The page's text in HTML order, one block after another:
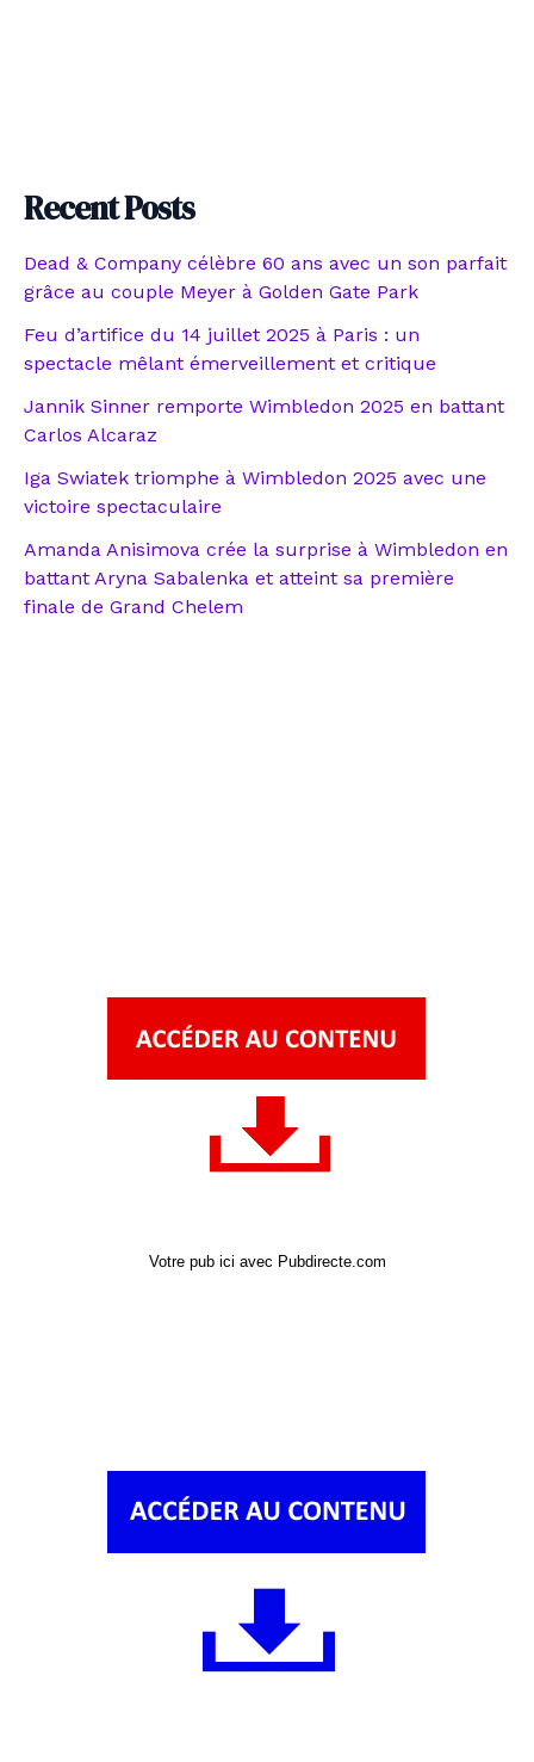
Recent Posts
Dead & Company célèbre 60 ans avec un son parfait
grâce au couple Meyer à Golden Gate Park
Feu d’artifice du 14 juillet 2025 à Paris : un
spectacle mêlant émerveillement et critique
Jannik Sinner remporte Wimbledon 2025 en battant
Carlos Alcaraz
Iga Swiatek triomphe à Wimbledon 2025 avec une
victoire spectaculaire
Amanda Anisimova crée la surprise à Wimbledon en
battant Aryna Sabalenka et atteint sa première
finale de Grand Chelem
Votre pub ici avec Pubdirecte.com